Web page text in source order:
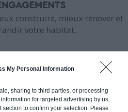
My Personal Information
sharing to third parties, or processing
for targeted advertising by us,
to confirm your selection. Please
construire, mieux rénover et
votre habitat.
VOTRE PROJET